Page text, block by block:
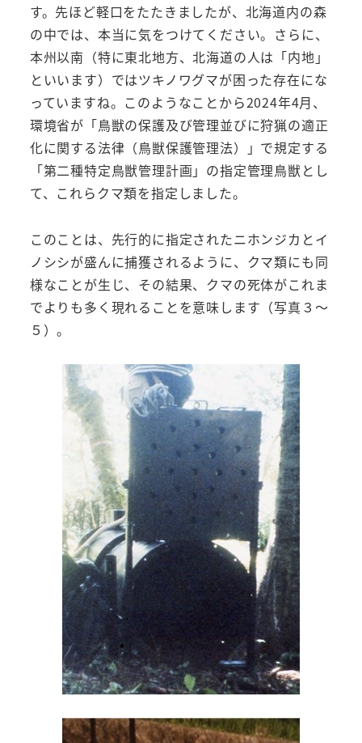
す。先ほど軽口をたたきましたが、北海道内の森
の中では、本当に気をつけてください。さらに、
本州以南（特に東北地方、北海道の人は「内地」
といいます）ではツキノワグマが困った存在にな
っていますね。このようなことから2024年4月、
環境省が「鳥獣の保護及び管理並びに狩猟の適正
化に関する法律（鳥獣保護管理法）」で規定する
「第二種特定鳥獣管理計画」の指定管理鳥獣とし
て、これらクマ類を指定しました。
このことは、先行的に指定されたニホンジカとイ
ノシシが盛んに捕獲されるように、クマ類にも同
様なことが生じ、その結果、クマの死体がこれま
でよりも多く現れることを意味します（写真３～
５）。